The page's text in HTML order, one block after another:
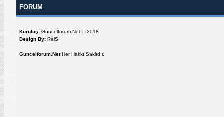
FORUM
Kuruluş: Guncelforum.Net © 2018
Design By: ReiS
Guncelforum.NetHer Hakkı Saklıdır.